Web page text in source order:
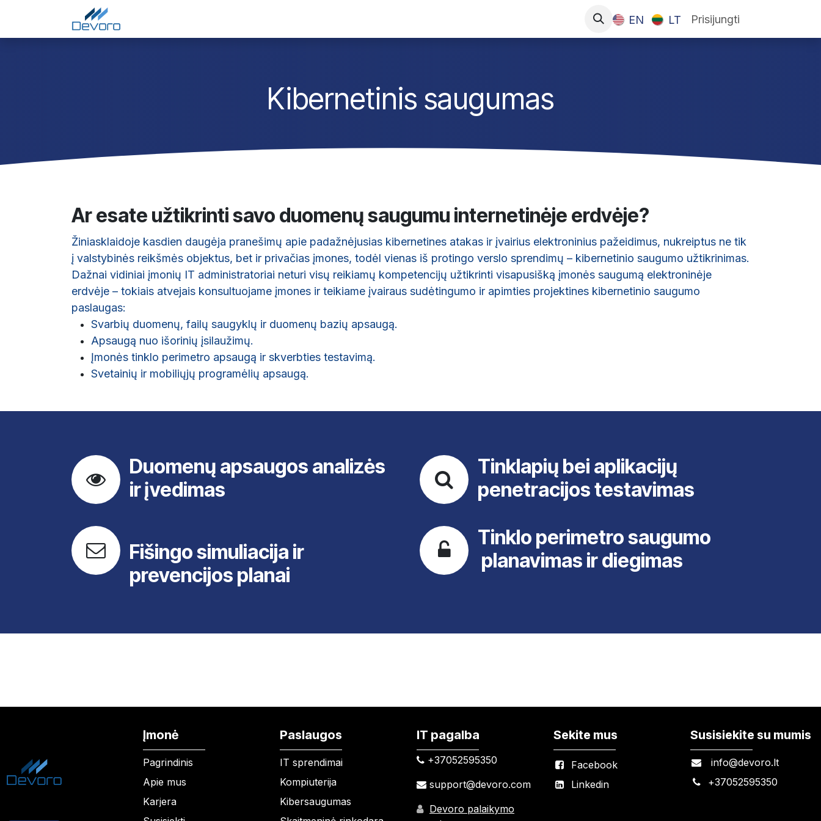
EN LT Prisijungti
Kibernetinis saugumas
Ar esate užtikrinti savo duomenų saugumu internetinėje erdvėje?
Žiniasklaidoje kasdien daugėja pranešimų apie padažnėjusias kibernetines atakas ir įvairius elektroninius pažeidimus, nukreiptus ne tik
į valstybinės reikšmės objektus, bet ir privačias įmones, todėl vienas iš protingo verslo sprendimų – kibernetinio saugumo užtikrinimas.
Dažnai vidiniai įmonių IT administratoriai neturi visų reikiamų kompetencijų užtikrinti visapusišką įmonės saugumą elektroninėje
erdvėje – tokiais atvejais konsultuojame įmones ir teikiame įvairaus sudėtingumo ir apimties projektines kibernetinio saugumo
paslaugas:
Svarbių duomenų, failų saugyklų ir duomenų bazių apsaugą.
Apsaugą nuo išorinių įsilaužimų.
Įmonės tinklo perimetro apsaugą ir skverbties testavimą.
Svetainių ir mobiliųjų programėlių apsaugą.
Duomenų apsaugos analizės
ir įvedimas
Fišingo simuliacija ir
prevencijos planai
Tinklapių bei aplikacijų
penetracijos testavimas
Tinklo perimetro saugumo
planavimas ir diegimas
Įmonė
Pagrindinis
Apie mus
Karjera
Paslaugos
IT sprendimai
Kompiuterija
Kibersaugumas
IT pagalba
+37052595350​
support@devoro.com
Devoro palaikymo
Sekite mus
Facebook
Linkedin
Susisiekite su mumis
info@devoro.lt
+37052595350